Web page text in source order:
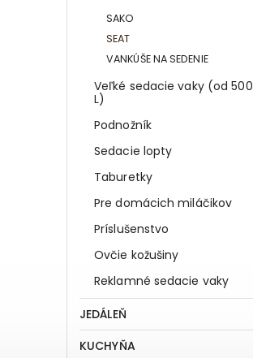
SAKO
SEAT
VANKÚŠE NA SEDENIE
Veľké sedacie vaky (od 500
L)
Podnožník
Sedacie lopty
Taburetky
Pre domácich miláčikov
Príslušenstvo
Ovčie kožušiny
Reklamné sedacie vaky
JEDÁLEŇ
KUCHYŇA